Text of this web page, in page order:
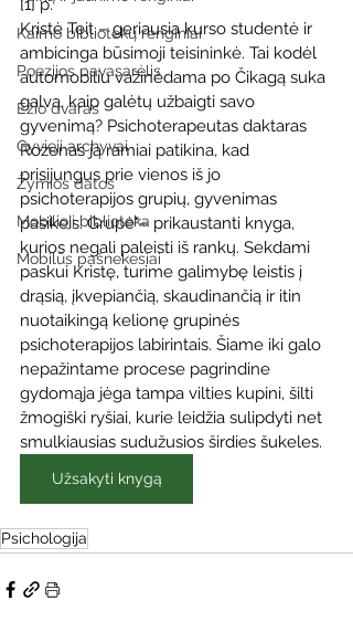
Kaimo bibliotekų renginiai
Poezijos pavasarėlis
Ežio dvaras
Gyvieji archyvai
Žymios datos
Mobilioji biblioteka
Mobilūs pašnekesiai
Kristė Teit – geriausia kurso studentė ir
ambicinga būsimoji teisininkė. Tai kodėl
automobiliu važinėdama po Čikagą suka
galvą, kaip galėtų užbaigti savo
gyvenimą? Psichoterapeutas daktaras
Rozenas ją ramiai patikina, kad
prisijungus prie vienos iš jo
psichoterapijos grupių, gyvenimas
pasikeis. Grupė"– prikaustanti knyga,
kurios negali paleisti iš rankų. Sekdami
paskui Kristę, turime galimybę leistis į
drąsią, įkvepiančią, skaudinančią ir itin
nuotaikingą kelionę grupinės
psichoterapijos labirintais. Šiame iki galo
nepažintame procese pagrindine
gydomąja jėga tampa vilties kupini, šilti
žmogiški ryšiai, kurie leidžia sulipdyti net
smulkiausias sudužusios širdies šukeles.
Užsakyti knygą
Psichologija